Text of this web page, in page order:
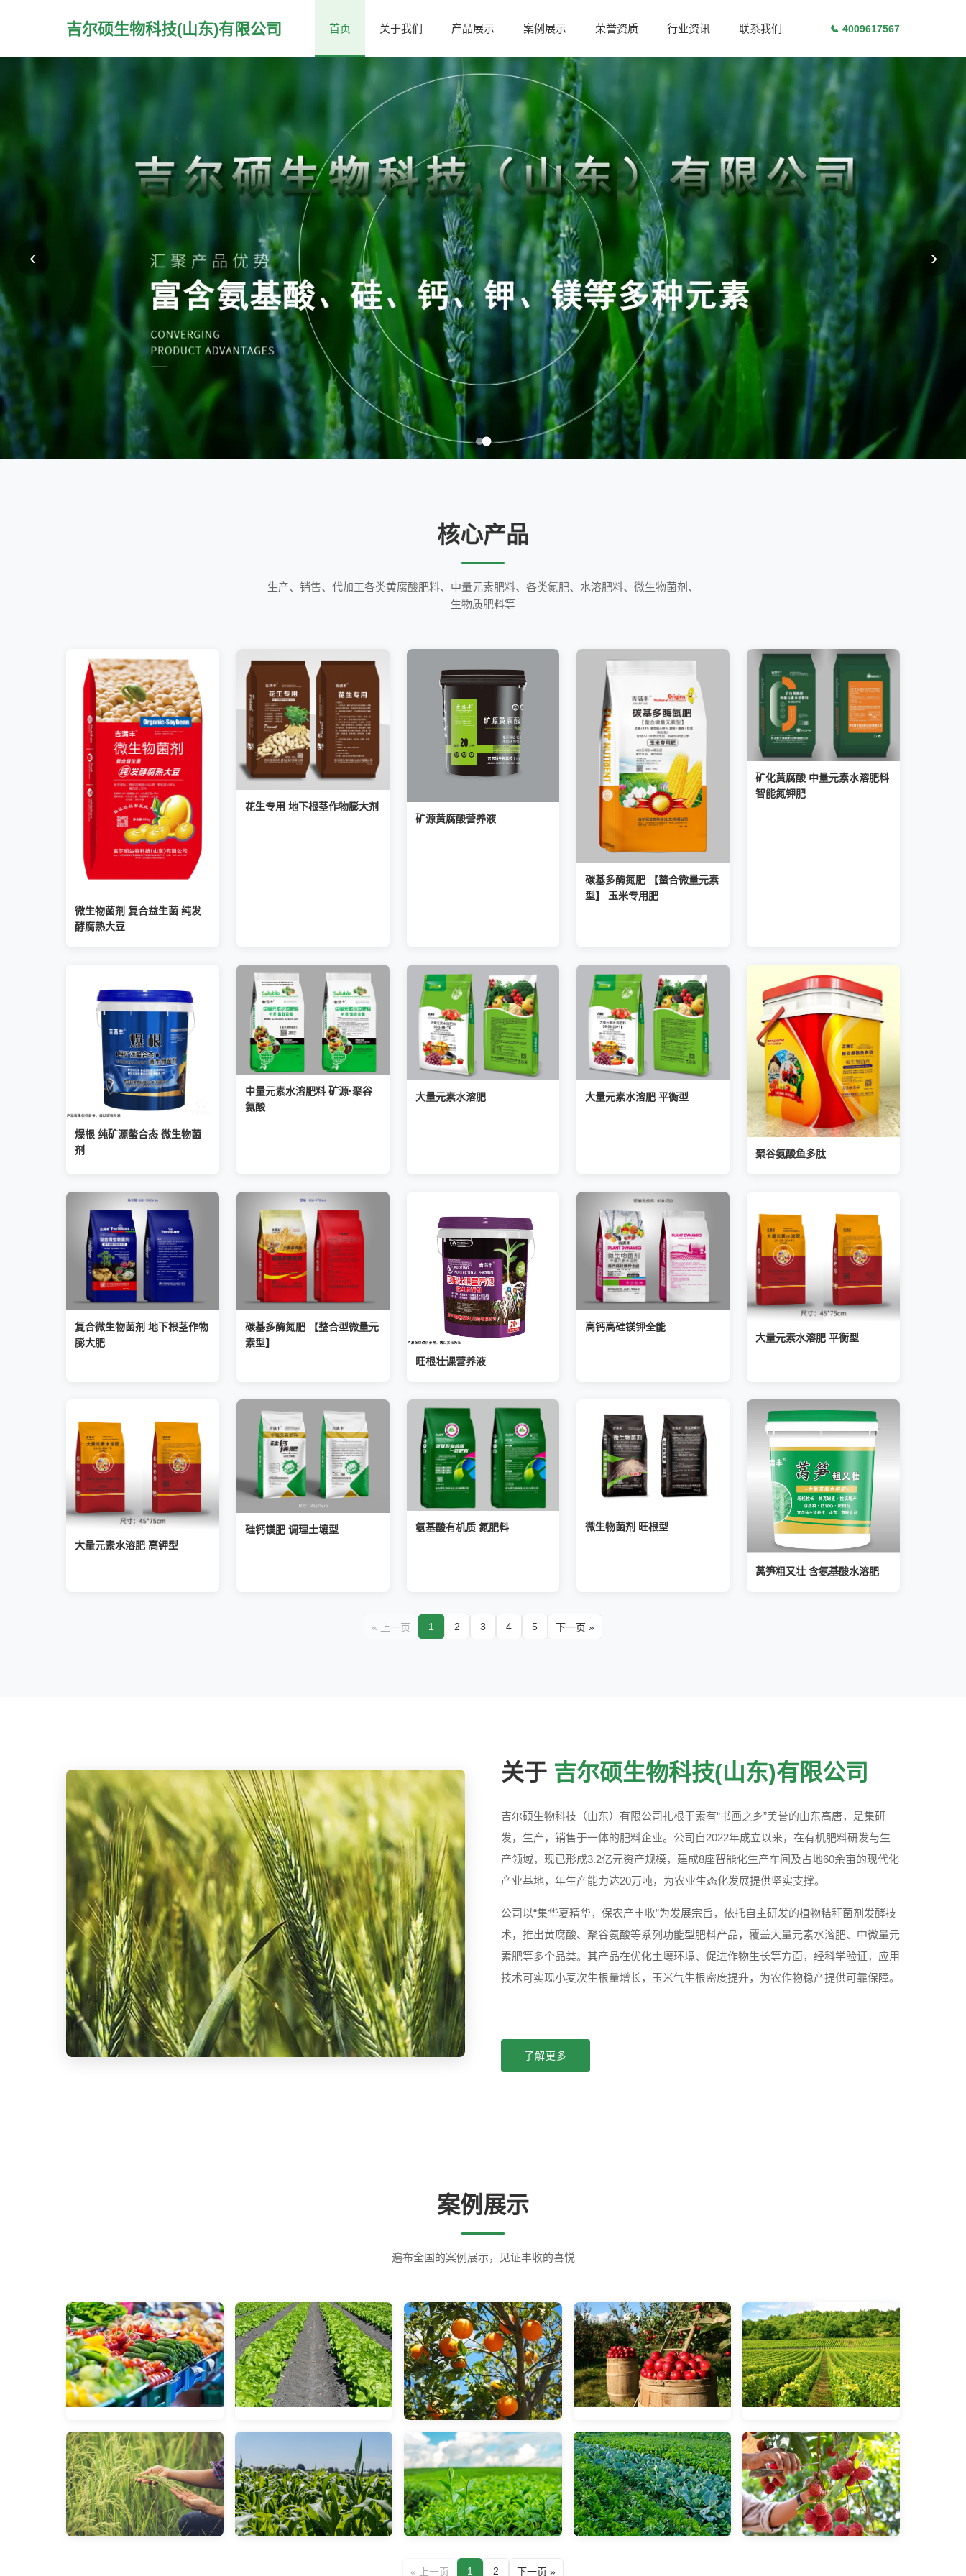
吉尔硕生物科技(山东)有限公司 首页 关于我们 产品展示 案例展示 荣誉资质 行业资讯 联系我们 📞 4009617567
‹ ›
核心产品
生产、销售、代加工各类黄腐酸肥料、中量元素肥料、各类氮肥、水溶肥料、微生物菌剂、
生物质肥料等
微生物菌剂 复合益生菌 纯发
酵腐熟大豆
花生专用 地下根茎作物膨大剂
矿源黄腐酸营养液
碳基多酶氮肥 【螯合微量元素
型】 玉米专用肥
矿化黄腐酸 中量元素水溶肥料
智能氮钾肥
爆根 纯矿源螯合态 微生物菌
剂
中量元素水溶肥料 矿源·聚谷
氨酸
大量元素水溶肥 大量元素水溶肥 平衡型
聚谷氨酸鱼多肽
复合微生物菌剂 地下根茎作物
膨大肥
碳基多酶氮肥 【整合型微量元
素型】
旺根壮课营养液
高钙高硅镁钾全能
大量元素水溶肥 平衡型
大量元素水溶肥 高钾型
硅钙镁肥 调理土壤型 氨基酸有机质 氮肥料 微生物菌剂 旺根型
莴笋粗又壮 含氨基酸水溶肥
« 上一页 1 2 3 4 5 下一页 »
关于 吉尔硕生物科技(山东)有限公司
吉尔硕生物科技（山东）有限公司扎根于素有“书画之乡”美誉的山东高唐，是集研
发，生产，销售于一体的肥料企业。公司自2022年成立以来，在有机肥料研发与生
产领域，现已形成3.2亿元资产规模，建成8座智能化生产车间及占地60余亩的现代化
产业基地，年生产能力达20万吨，为农业生态化发展提供坚实支撑。
公司以“集华夏精华，保农产丰收”为发展宗旨，依托自主研发的植物秸秆菌剂发酵技
术，推出黄腐酸、聚谷氨酸等系列功能型肥料产品，覆盖大量元素水溶肥、中微量元
素肥等多个品类。其产品在优化土壤环境、促进作物生长等方面，经科学验证，应用
技术可实现小麦次生根量增长，玉米气生根密度提升，为农作物稳产提供可靠保障。
了解更多
案例展示
遍布全国的案例展示，见证丰收的喜悦
« 上一页 1 2 下一页 »